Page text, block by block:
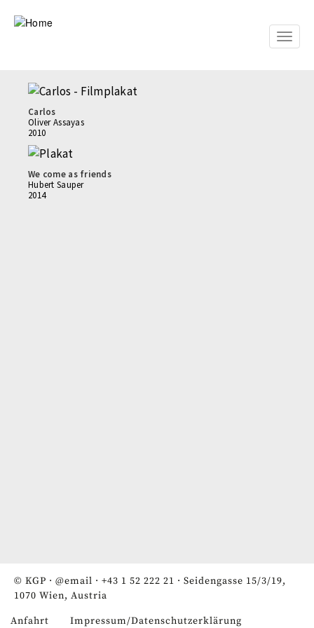
Toggle
Carlos
Oliver Assayas
2010
We come as friends
Hubert Sauper
2014
© KGP · @email · +43 1 52 222 21 · Seidengasse 15/3/19,
1070 Wien, Austria
Anfahrt Impressum/Datenschutzerklärung